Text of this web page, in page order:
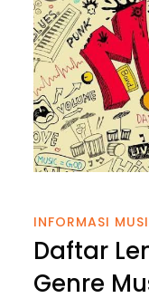
INFORMASI
Daftar
Genre